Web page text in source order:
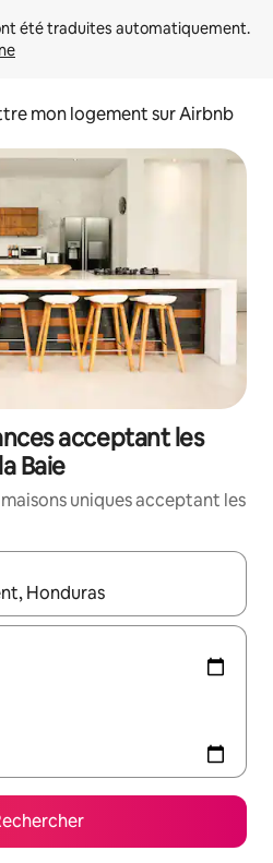
mon logement sur Airbnb
acceptant les
Baie
uniques acceptant les
utilisez les flèches vers le